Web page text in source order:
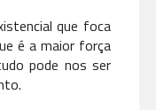
que foca
é a maior força
pode nos ser